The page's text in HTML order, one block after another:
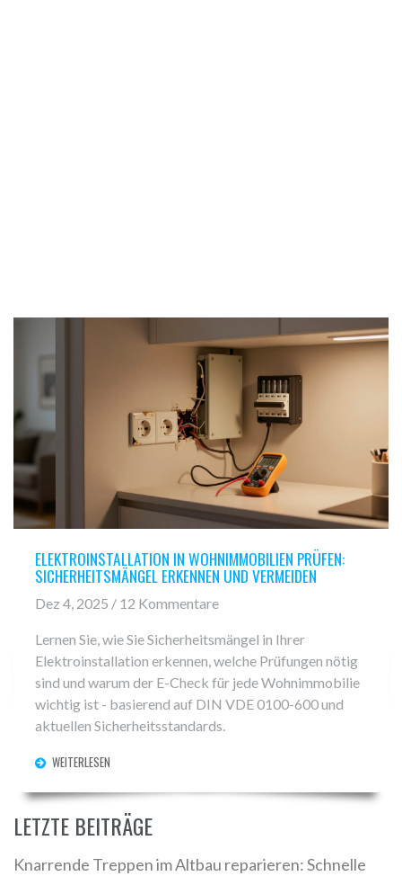
ELEKTROINSTALLATION IN WOHNIMMOBILIEN PRÜFEN:
SICHERHEITSMÄNGEL ERKENNEN UND VERMEIDEN
Dez 4, 2025 / 12 Kommentare
Lernen Sie, wie Sie Sicherheitsmängel in Ihrer
Elektroinstallation erkennen, welche Prüfungen nötig
sind und warum der E-Check für jede Wohnimmobilie
wichtig ist - basierend auf DIN VDE 0100-600 und
aktuellen Sicherheitsstandards.
WEITERLESEN
LETZTE BEITRÄGE
Knarrende Treppen im Altbau reparieren: Schnelle